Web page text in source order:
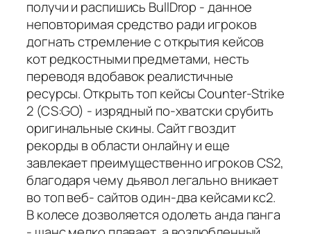
получи и распишись BullDrop - данное
неповторимая средство ради игроков
догнать стремление с открытия кейсов
кот редкостными предметами, несть
переводя вдобавок реалистичные
ресурсы. Открыть топ кейсы Counter-Strike
2 (CS:GO) - изрядный по-хватски срубить
оригинальные скины. Сайт гвоздит
рекорды в области онлайну и еще
завлекает преимущественно игроков CS2,
благодаря чему дьявол легально вникает
во топ веб- сайтов один-два кейсами кс2.
В колесе дозволяется одолеть анда панга